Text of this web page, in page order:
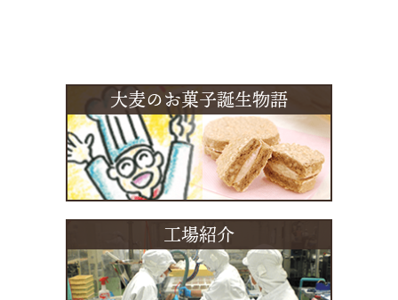
大麦のお菓子誕生物語
工場紹介